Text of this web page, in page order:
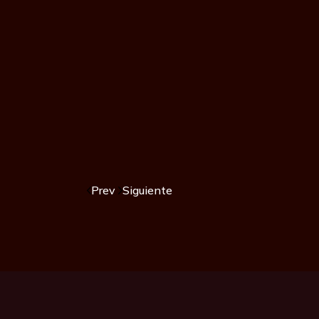
Prev Siguiente